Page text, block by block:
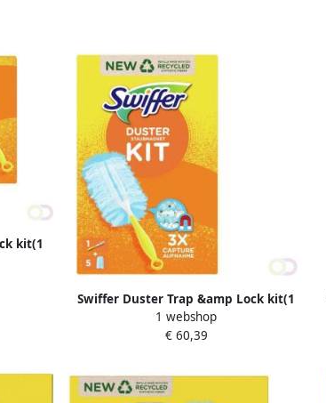
kit(1
Swiffer Duster Trap &amp Lock kit(1
Handvat + 5 Navullingen )
1 webshop
€ 60,39